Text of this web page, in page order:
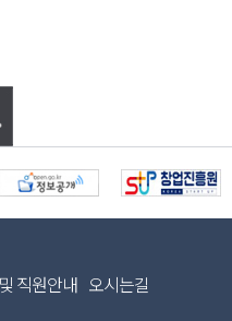
직원안내 오시는길